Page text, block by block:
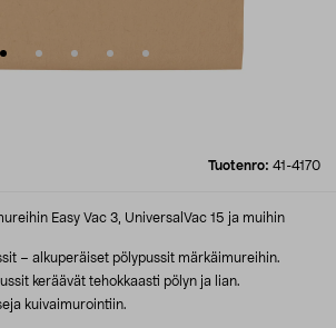
Tuotenro: 41-4170
Easy Vac 3, UniversalVac 15 ja muihin
– alkuperäiset pölypussit märkäimureihin.
keräävät tehokkaasti pölyn ja lian.
kuivaimurointiin.